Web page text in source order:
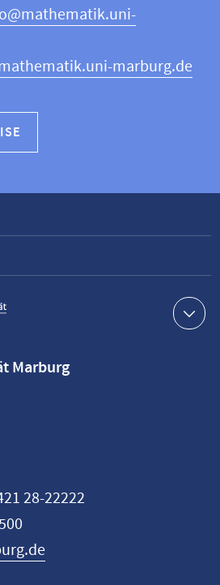
marburg.de
Marburg
28-22222